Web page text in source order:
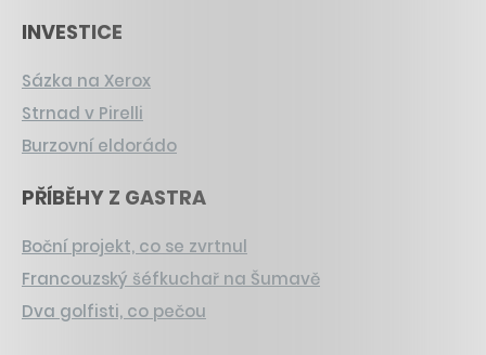
INVESTICE
Sázka na Xerox
Strnad v Pirelli
Burzovní eldorádo
PŘÍBĚHY Z GASTRA
Boční projekt, co se zvrtnul
Francouzský šéfkuchař na Šumavě
Dva golfisti, co pečou